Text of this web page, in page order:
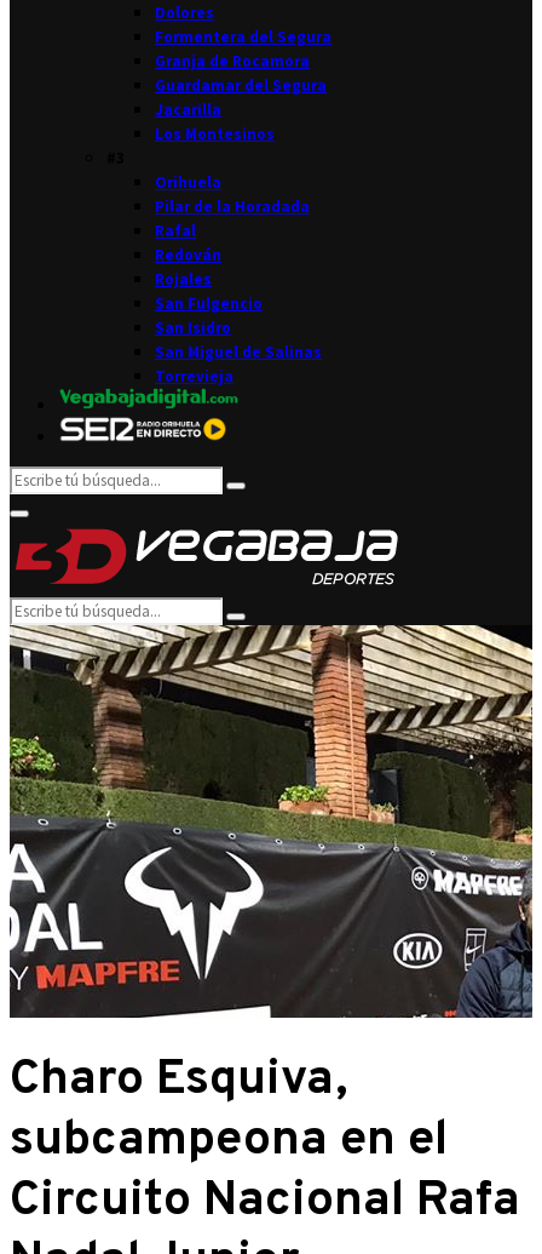
Dolores
Formentera del Segura
Granja de Rocamora
Guardamar del Segura
Jacarilla
Los Montesinos
Orihuela
Pilar de la Horadada
Rafal
Redován
Rojales
San Fulgencio
San Isidro
San Miguel de Salinas
Torrevieja
Search
for:
Search
Primary
Menu
Search
for:
Search
Charo Esquiva,
subcampeona en el
Circuito Nacional Rafa